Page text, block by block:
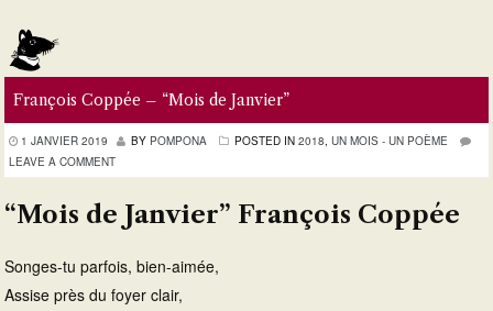
François Coppée – “Mois de Janvier”
1 JANVIER 2019 BY POMPONA POSTED IN 2018, UN MOIS - UN POÈME
LEAVE A COMMENT
“Mois de Janvier” François Coppée
Songes-tu parfois, bien-aimée,
Assise près du foyer clair,